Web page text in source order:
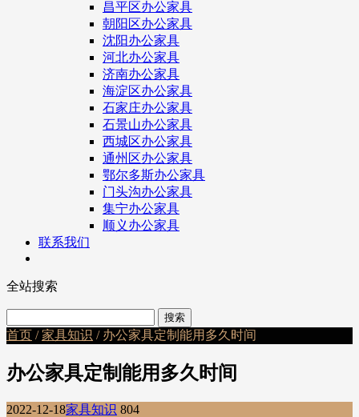
昌平区办公家具
朝阳区办公家具
沈阳办公家具
河北办公家具
济南办公家具
海淀区办公家具
石家庄办公家具
石景山办公家具
西城区办公家具
通州区办公家具
鄂尔多斯办公家具
门头沟办公家具
集宁办公家具
顺义办公家具
联系我们
全站搜索
首页 /家具知识 / 办公家具定制能用多久时间
办公家具定制能用多久时间
2022-12-18家具知识 804